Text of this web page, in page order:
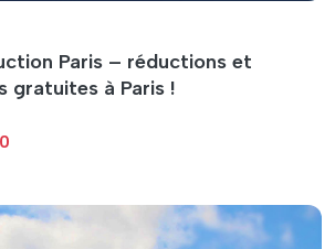
Paris – réductions et
gratuites à Paris !